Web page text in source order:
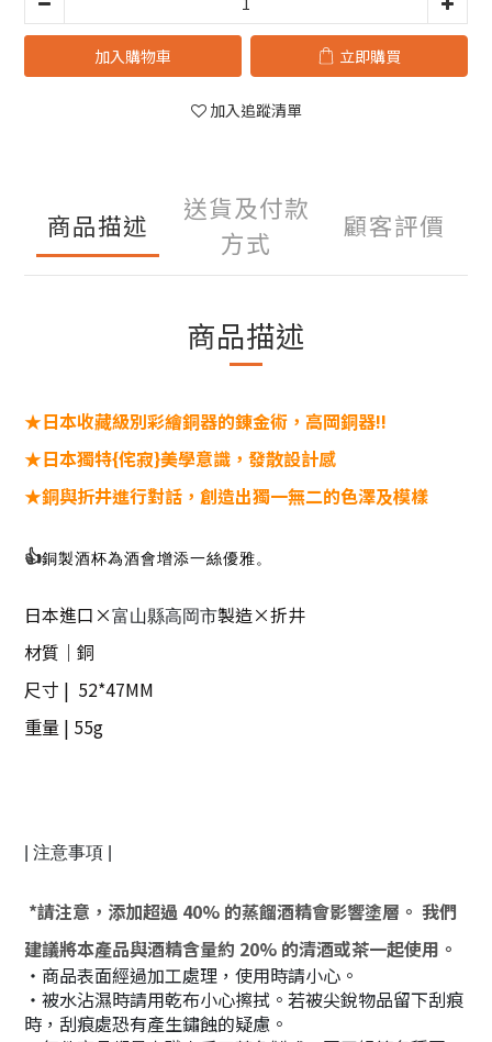
加入購物車 立即購買
加入追蹤清單
商品描述
送貨及付款
方式
顧客評價
商品描述
★日本收藏級別彩繪銅器的錬金術 ， 高岡銅器!!
★日本獨特{侘寂}美學意識 ，發散設計感
★銅與折井進行對話 ，創造出獨一無二的色澤及模樣
👍銅製酒杯為酒會增添一絲優雅。
日本進口×富山縣高岡市製造×折井
材質｜銅
尺寸 | 52*47MM
重量 | 55g
| 注意事項 |
*請注意，添加超過 40% 的蒸餾酒精會影響塗層。 我們
建議將本產品與酒精含量約 20% 的清酒或茶一起使用。
・商品表面經過加工處理，使用時請小心。
・被水沾濕時請用乾布小心擦拭。若被尖銳物品留下刮痕
時，刮痕處恐有產生鏽蝕的疑慮。